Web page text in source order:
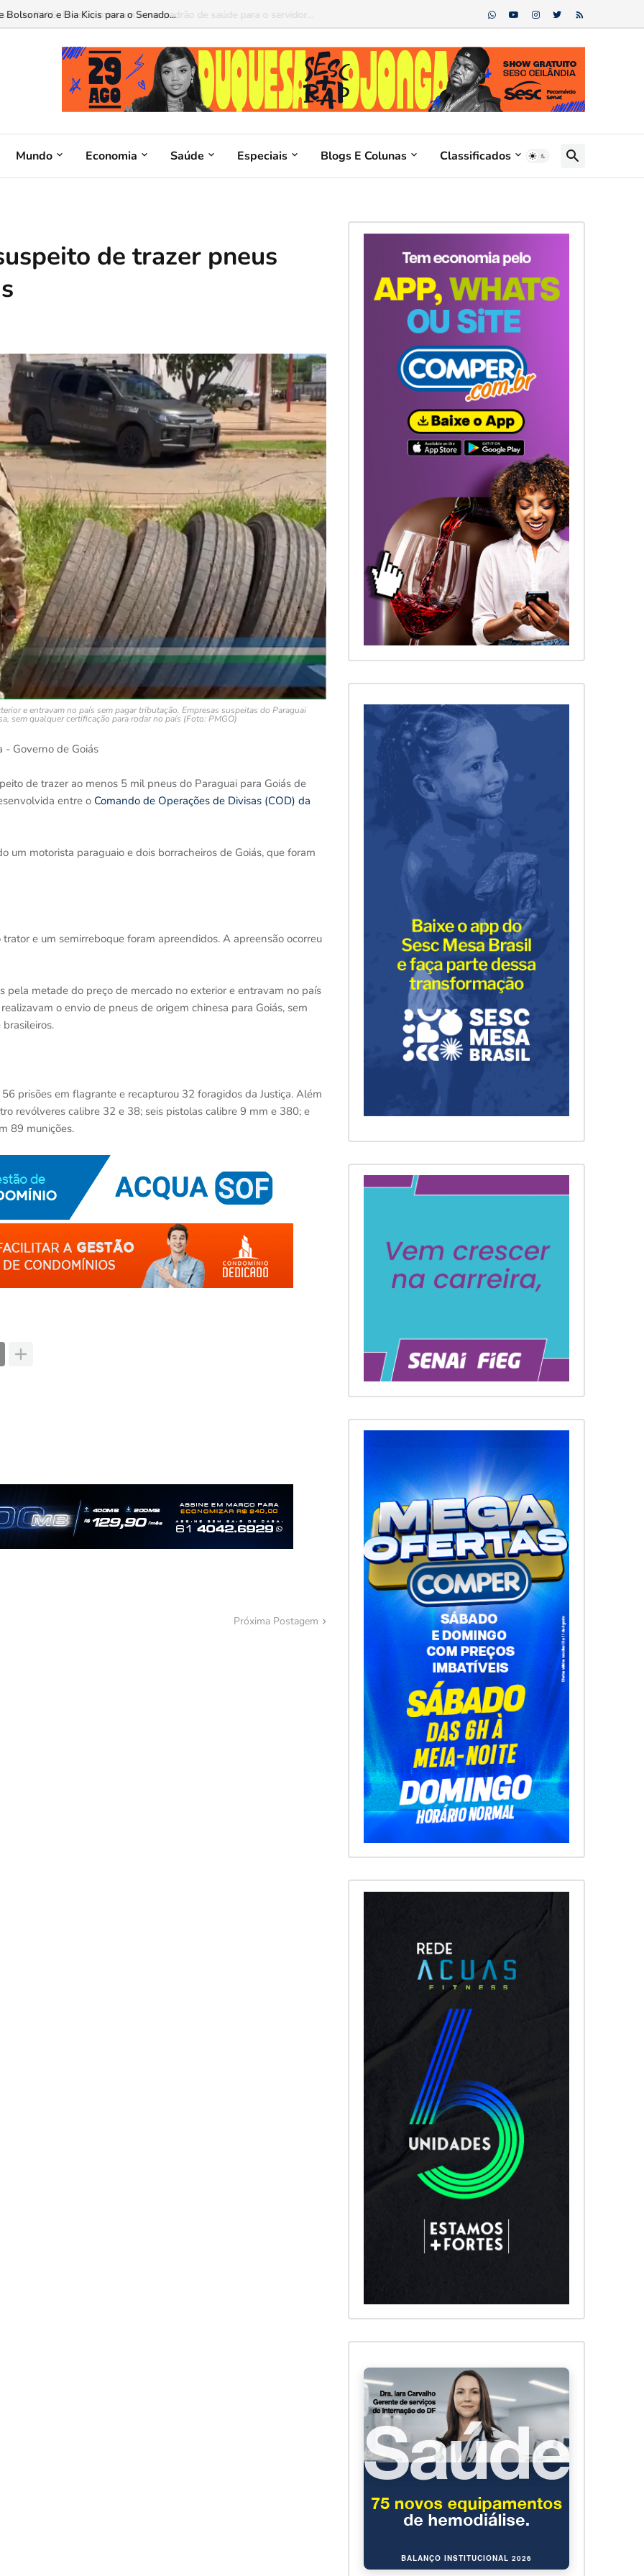
do INAS: Brasília mira um novo padrão de saúde para o servidor...
Mundo Economia Saúde Especiais Blogs E Colunas Classificados
de trazer pneus
e entravam no país sem pagar tributação. Empresas suspeitas do Paraguai
sem qualquer certificação para rodar no país (Foto: PMGO)
- Governo de Goiás
de trazer ao menos 5 mil pneus do Paraguai para Goiás de
entre o Comando de Operações de Divisas (COD) da
um motorista paraguaio e dois borracheiros de Goiás, que foram
e um semirreboque foram apreendidos. A apreensão ocorreu
metade do preço de mercado no exterior e entravam no país
o envio de pneus de origem chinesa para Goiás, sem
prisões em flagrante e recapturou 32 foragidos da Justiça. Além
revólveres calibre 32 e 38; seis pistolas calibre 9 mm e 380; e
89 munições.
Próxima Postagem
BALANÇO INSTITUCIONAL 2026